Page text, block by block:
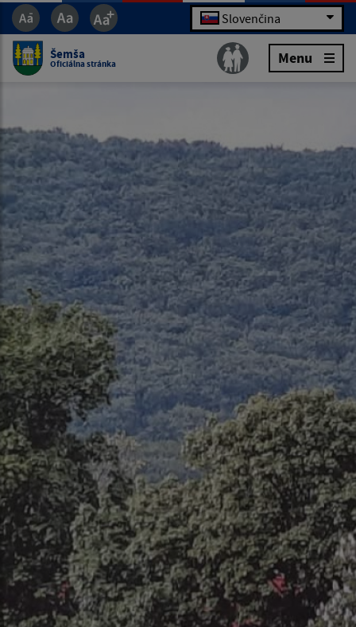
Slovenčina
Šemša
Oficiálna stránka Menu